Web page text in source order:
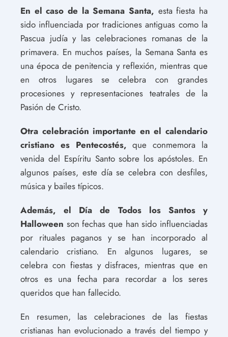
En el caso de la Semana Santa, esta fiesta ha
sido influenciada por tradiciones antiguas como la
Pascua judía y las celebraciones romanas de la
primavera. En muchos países, la Semana Santa es
una época de penitencia y reflexión, mientras que
en otros lugares se celebra con grandes
procesiones y representaciones teatrales de la
Pasión de Cristo.
Otra celebración importante en el calendario
cristiano es Pentecostés, que conmemora la
venida del Espíritu Santo sobre los apóstoles. En
algunos países, este día se celebra con desfiles,
música y bailes típicos.
Además, el Día de Todos los Santos y
Halloween son fechas que han sido influenciadas
por rituales paganos y se han incorporado al
calendario cristiano. En algunos lugares, se
celebra con fiestas y disfraces, mientras que en
otros es una fecha para recordar a los seres
queridos que han fallecido.
En resumen, las celebraciones de las fiestas
cristianas han evolucionado a través del tiempo y